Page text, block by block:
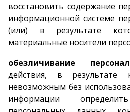
восстановить содержание
информационной системе
(или) в результате
материальные носители
обезличивание
действия, в результате
невозможным без
информации